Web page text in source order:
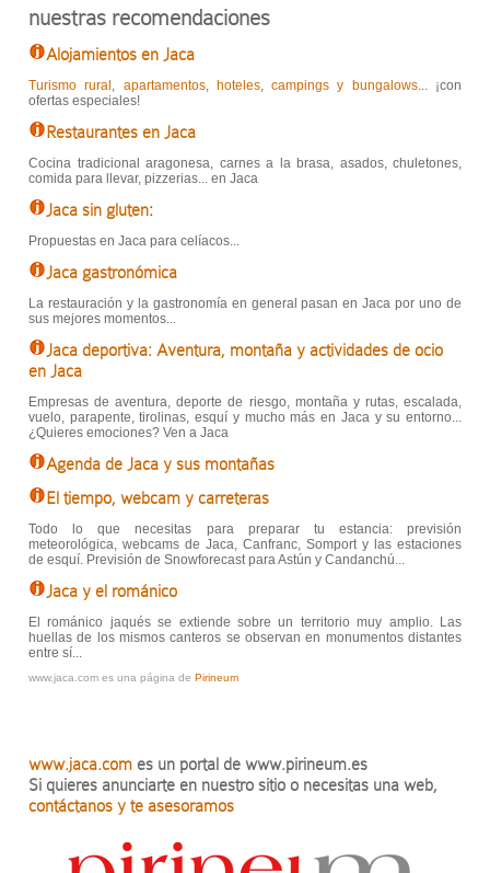
nuestras recomendaciones
Alojamientos en Jaca
Turismo rural, apartamentos, hoteles,campings y bungalows... ¡con
ofertas especiales!
Restaurantes en Jaca
Cocina tradicional aragonesa, carnes a la brasa, asados, chuletones,
comida para llevar, pizzerias... en Jaca
Jaca sin gluten:
Propuestas en Jaca para celíacos...
Jaca gastronómica
La restauración y la gastronomía en general pasan en Jaca por uno de
sus mejores momentos...
Jaca deportiva: Aventura, montaña y actividades de ocio
en Jaca
Empresas de aventura, deporte de riesgo, montaña y rutas, escalada,
vuelo, parapente, tirolinas, esquí y mucho más en Jaca y su entorno...
¿Quieres emociones? Ven a Jaca
Agenda de Jaca y sus montañas
El tiempo, webcam y carreteras
Todo lo que necesitas para preparar tu estancia: previsión
meteorológica, webcams de Jaca, Canfranc, Somport y las estaciones
de esquí. Previsión de Snowforecast para Astún y Candanchú...
Jaca y el románico
El románico jaqués se extiende sobre un territorio muy amplio. Las
huellas de los mismos canteros se observan en monumentos distantes
entre sí...
www.jaca.com es una página de Pirineum
www.jaca.com es un portal de www.pirineum.es
Si quieres anunciarte en nuestro sitio o necesitas una web,
contáctanos y te asesoramos